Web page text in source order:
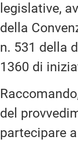
legislative,
della
n. 531 della
1360 di
del
partecipare